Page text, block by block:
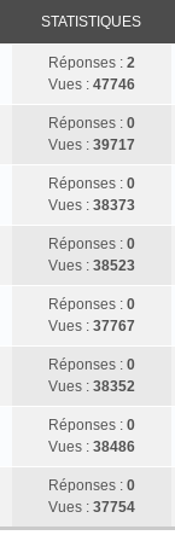
STATISTIQUES
Réponses : 2
Vues : 47746
Réponses : 0
Vues : 39717
Réponses : 0
Vues : 38373
Réponses : 0
Vues : 38523
Réponses : 0
Vues : 37767
Réponses : 0
Vues : 38352
Réponses : 0
Vues : 38486
Réponses : 0
Vues : 37754